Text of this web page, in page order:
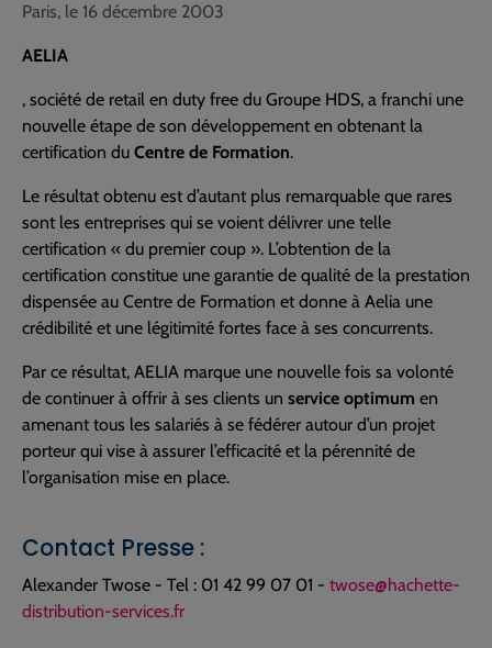
Paris, le 16 décembre 2003
AELIA
, société de retail en duty free du Groupe HDS, a franchi une
nouvelle étape de son développement en obtenant la
certification du Centre de Formation.
Le résultat obtenu est d’autant plus remarquable que rares
sont les entreprises qui se voient délivrer une telle
certification « du premier coup ». L’obtention de la
certification constitue une garantie de qualité de la prestation
dispensée au Centre de Formation et donne à Aelia une
crédibilité et une légitimité fortes face à ses concurrents.
Par ce résultat, AELIA marque une nouvelle fois sa volonté
de continuer à offrir à ses clients un service optimum en
amenant tous les salariés à se fédérer autour d’un projet
porteur qui vise à assurer l’efficacité et la pérennité de
l’organisation mise en place.
Contact Presse :
Alexander Twose - Tel : 01 42 99 07 01 - twose@hachette-
distribution-services.fr